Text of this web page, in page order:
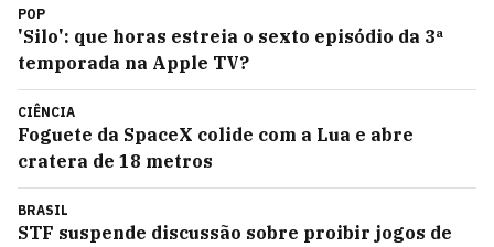
POP
'Silo': que horas estreia o sexto episódio da 3ª
temporada na Apple TV?
CIÊNCIA
Foguete da SpaceX colide com a Lua e abre
cratera de 18 metros
BRASIL
STF suspende discussão sobre proibir jogos de